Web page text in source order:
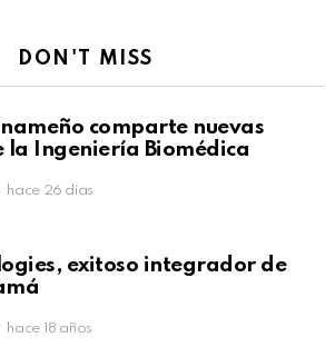
DON'T MISS
Click to view this postcomparte nuevas
la Ingeniería Biomédica
hace 26 días
exitoso integrador de
hace 18 años